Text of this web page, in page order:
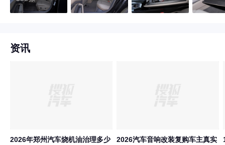
资讯
2026年郑州汽车烧机油治理多少
2026汽车音响改装复购车主真实